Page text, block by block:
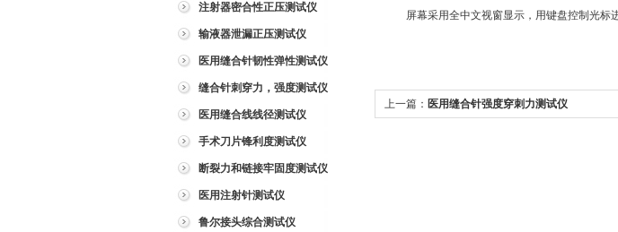
注射器密合性正压测试仪
输液器泄漏正压测试仪
医用缝合针韧性弹性测试仪
缝合针刺穿力，强度测试仪
医用缝合线线径测试仪
手术刀片锋利度测试仪
断裂力和链接牢固度测试仪
医用注射针测试仪
鲁尔接头综合测试仪
屏幕采用全中文视窗显示，用键盘控制光标
上一篇： 医用缝合针强度穿刺力测试仪